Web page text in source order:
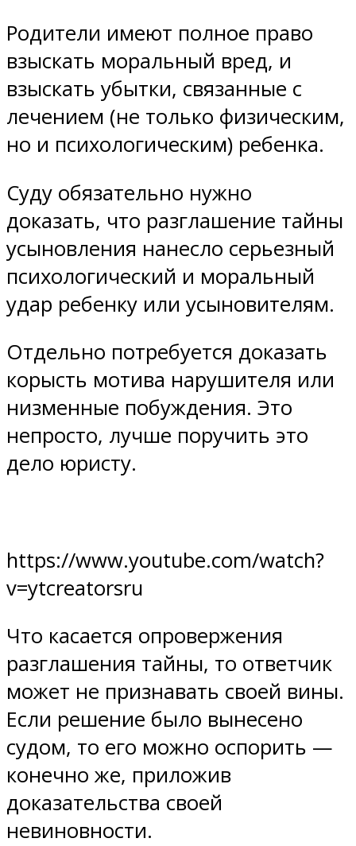
Родители имеют полное право
взыскать моральный вред, и
взыскать убытки, связанные с
лечением (не только физическим,
но и психологическим) ребенка.
Суду обязательно нужно
доказать, что разглашение тайны
усыновления нанесло серьезный
психологический и моральный
удар ребенку или усыновителям.
Отдельно потребуется доказать
корысть мотива нарушителя или
низменные побуждения. Это
непросто, лучше поручить это
дело юристу.
https://www.youtube.com/watch?
v=ytcreatorsru
Что касается опровержения
разглашения тайны, то ответчик
может не признавать своей вины.
Если решение было вынесено
судом, то его можно оспорить —
конечно же, приложив
доказательства своей
невиновности.